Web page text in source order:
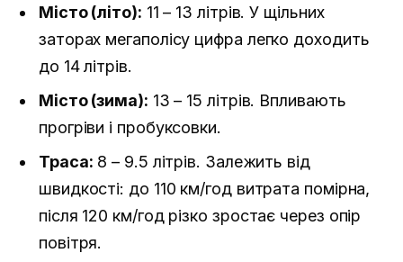
Місто (літо): 11 – 13 літрів. У щільних
заторах мегаполісу цифра легко доходить
до 14 літрів.
Місто (зима): 13 – 15 літрів. Впливають
прогріви і пробуксовки.
Траса: 8 – 9.5 літрів. Залежить від
швидкості: до 110 км/год витрата помірна,
після 120 км/год різко зростає через опір
повітря.